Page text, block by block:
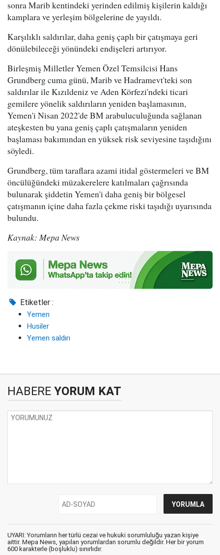
sonra Marib kentindeki yerinden edilmiş kişilerin kaldığı
kamplara ve yerleşim bölgelerine de yayıldı.
Karşılıklı saldırılar, daha geniş çaplı bir çatışmaya geri
dönülebileceği yönündeki endişeleri artırıyor.
Birleşmiş Milletler Yemen Özel Temsilcisi Hans
Grundberg cuma günü, Marib ve Hadramevt'teki son
saldırılar ile Kızıldeniz ve Aden Körfezi'ndeki ticari
gemilere yönelik saldırıların yeniden başlamasının,
Yemen'i Nisan 2022'de BM arabuluculuğunda sağlanan
ateşkesten bu yana geniş çaplı çatışmaların yeniden
başlaması bakımından en yüksek risk seviyesine taşıdığını
söyledi.
Grundberg, tüm taraflara azami itidal göstermeleri ve BM
öncülüğündeki müzakerelere katılmaları çağrısında
bulunarak şiddetin Yemen'i daha geniş bir bölgesel
çatışmanın içine daha fazla çekme riski taşıdığı uyarısında
bulundu.
Kaynak: Mepa News
Etiketler :
Yemen
Husiler
Yemen saldırı
HABERE YORUM KAT
UYARI: Yorumların her türlü cezai ve hukuki sorumluluğu yazan kişiye
aittir. Mepa News, yapılan yorumlardan sorumlu değildir. Her bir yorum
600 karakterle (boşluklu) sınırlıdır.